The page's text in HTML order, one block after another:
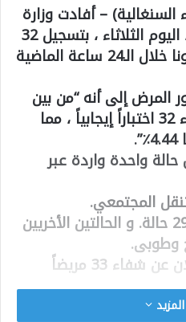
السنغالية) – أفادت وزارة
الصحة والعمل الاجتماعي ، اليوم الثلاثاء ، بتسجيل 32
إصابة جديدة بفيروس كورونا خلال الـ24 ساعة الماضية
المرض إلى أنه “من بين
720 فحصاً تم إجراؤها ، جاء 32 اختباراً إيجابياً ، مما
واحدة واردة عبر
حيث سجلت منطقة داكار 29 حالة. و الحالتين الأخريين
وطوبى.
وأفاد المصدر بأنه تم الإعلان عن شفاء 33 مريضاً
عن حالات خطيرة بينما